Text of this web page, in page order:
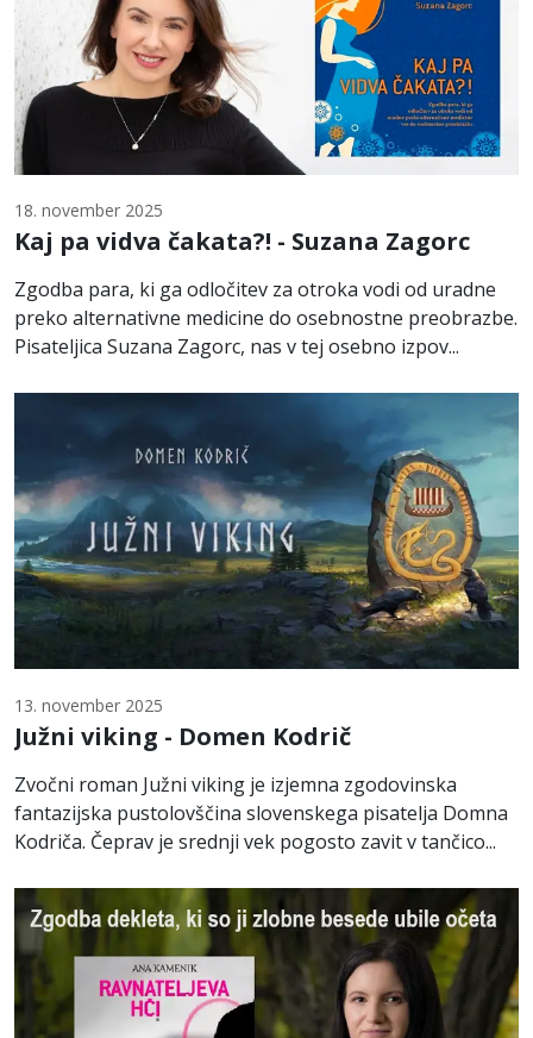
18. november 2025
Kaj pa vidva čakata?! - Suzana Zagorc
Zgodba para, ki ga odločitev za otroka vodi od uradne
preko alternativne medicine do osebnostne preobrazbe.
Pisateljica Suzana Zagorc, nas v tej osebno izpov...
13. november 2025
Južni viking - Domen Kodrič
Zvočni roman Južni viking je izjemna zgodovinska
fantazijska pustolovščina slovenskega pisatelja Domna
Kodriča. Čeprav je srednji vek pogosto zavit v tančico...